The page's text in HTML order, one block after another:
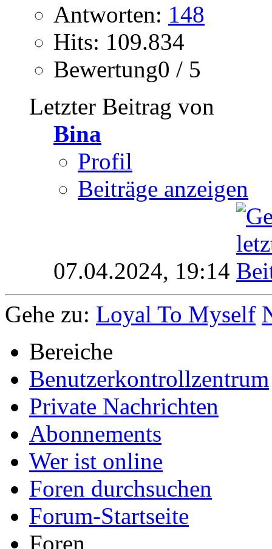
Antworten: 148
Hits: 109.834
Bewertung0 / 5
Letzter Beitrag von
Bina
Profil
Beiträge anzeigen
07.04.2024, 19:14
Gehe zu: Loyal To Myself
Bereiche
Benutzerkontrollzentrum
Private Nachrichten
Abonnements
Wer ist online
Foren durchsuchen
Forum-Startseite
Foren